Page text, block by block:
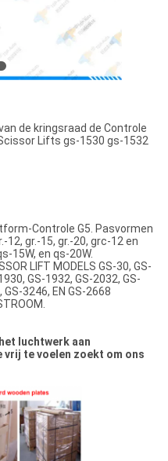
de kringsraad de Controle
Lifts gs-1530 gs-1532
Controle G5. Pasvormen
12, gr.-15, gr.-20, grc-12 en
15W, en qs-20W.
LIFT MODELS GS-30, GS-
GS-1932, GS-2032, GS-
3246, EN GS-2668
luchtwerk aan
te voelen zoekt om ons